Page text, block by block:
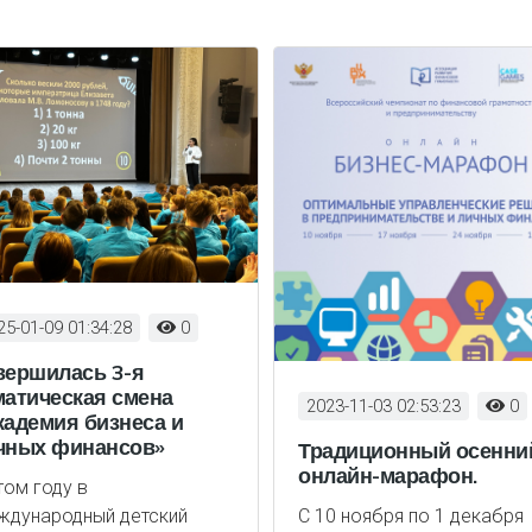
11-03 02:53:23
осенний
марафон.
ноября по 1 декабря
2023-09-26 12:05:22 0
«Академия бизнеса и
В Международный
центр на черноморском
побережье в лагерь